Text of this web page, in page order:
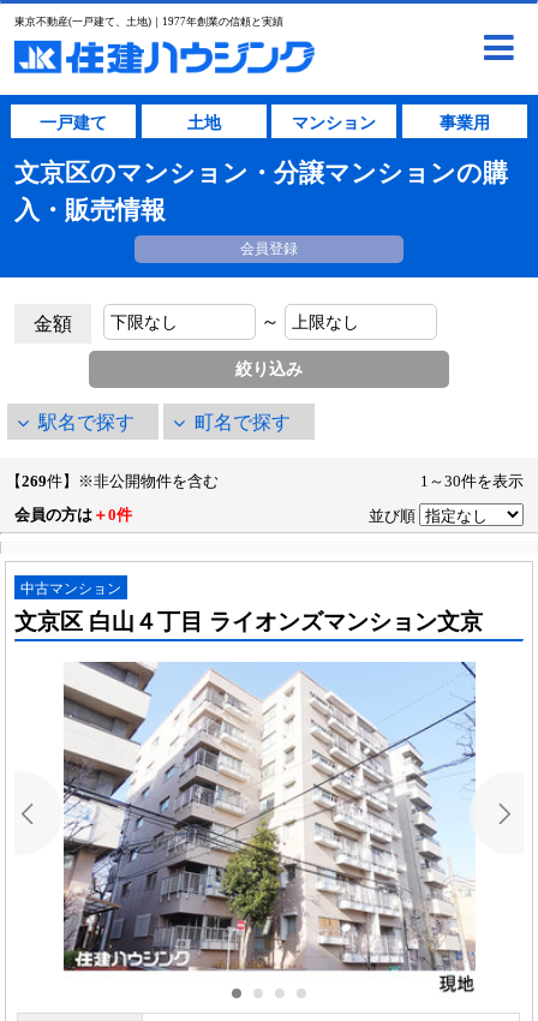
東京不動産(一戸建て、土地)｜1977年創業の信頼と実績
一戸建て 土地 マンション 事業用
文京区のマンション・分譲マンションの購
入・販売情報
会員登録
金額 ～
駅名で探す 町名で探す
【269件】※非公開物件を含む
1～30件を表示
会員の方は ＋0件 並び順
中古マンション
文京区 白山４丁目 ライオンズマンション文京